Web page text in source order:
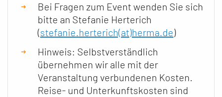
Bei Fragen zum Event wenden Sie sich
bitte an Stefanie Herterich
(stefanie.herterich(at)herma.de)
Hinweis: Selbstverständlich
übernehmen wir alle mit der
Veranstaltung verbundenen Kosten.
Reise- und Unterkunftskosten sind